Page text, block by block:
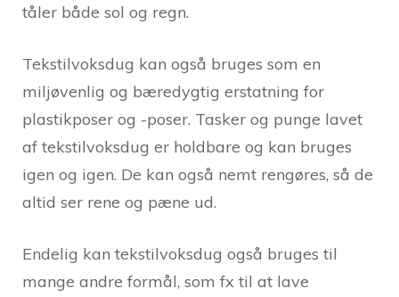
tåler både sol og regn.
Tekstilvoksdug kan også bruges som en
miljøvenlig og bæredygtig erstatning for
plastikposer og -poser. Tasker og punge lavet
af tekstilvoksdug er holdbare og kan bruges
igen og igen. De kan også nemt rengøres, så de
altid ser rene og pæne ud.
Endelig kan tekstilvoksdug også bruges til
mange andre formål, som fx til at lave